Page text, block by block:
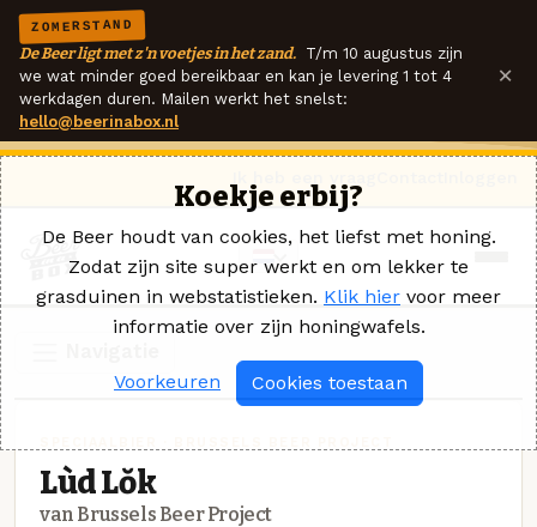
ZOMERSTAND
De Beer ligt met z'n voetjes in het zand. T/m 10 augustus zijn
we wat minder goed bereikbaar en kan je levering 1 tot 4
werkdagen duren. Mailen werkt het snelst:
hello@beerinabox.nl
×
Lùd Lŏk
van Brussels Beer Project
Koekje erbij?
De Beer houdt van cookies, het liefst met honing.
Zodat zijn site super werkt en om lekker te
grasduinen in webstatistieken. Klik hier voor meer
informatie over zijn honingwafels.
Voorkeuren Cookies toestaan